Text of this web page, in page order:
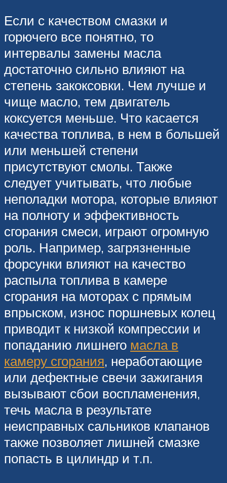
Если с качеством смазки и
горючего все понятно, то
интервалы замены масла
достаточно сильно влияют на
степень закоксовки. Чем лучше и
чище масло, тем двигатель
коксуется меньше. Что касается
качества топлива, в нем в большей
или меньшей степени
присутствуют смолы. Также
следует учитывать, что любые
неполадки мотора, которые влияют
на полноту и эффективность
сгорания смеси, играют огромную
роль. Например, загрязненные
форсунки влияют на качество
распыла топлива в камере
сгорания на моторах с прямым
впрыском, износ поршневых колец
приводит к низкой компрессии и
попаданию лишнего масла в
камеру сгорания, неработающие
или дефектные свечи зажигания
вызывают сбои воспламенения,
течь масла в результате
неисправных сальников клапанов
также позволяет лишней смазке
попасть в цилиндр и т.п.